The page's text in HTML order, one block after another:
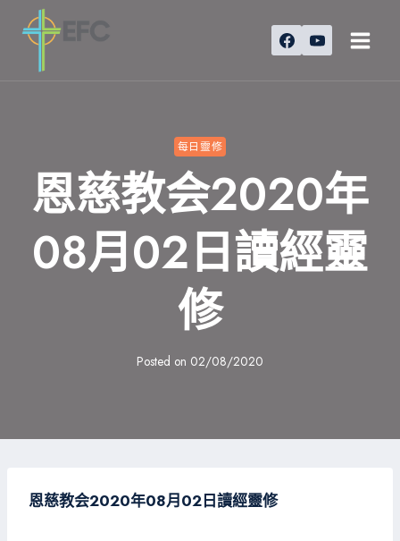
每日靈修
恩慈教会2020年
08月02日讀經靈
修
Posted on 02/08/2020
恩慈教会2020年08月02日讀經靈修